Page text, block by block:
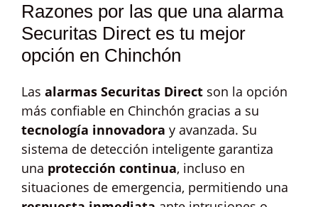
Razones por las que una alarma
Securitas Direct es tu mejor
opción en Chinchón
Las alarmas Securitas Direct son la opción
más confiable en Chinchón gracias a su
tecnología innovadora y avanzada. Su
sistema de detección inteligente garantiza
una protección continua, incluso en
situaciones de emergencia, permitiendo una